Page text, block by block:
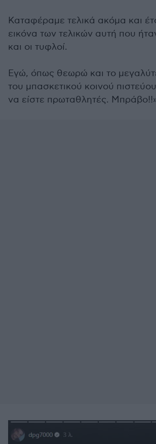
Καταφέραμε τελικά ακόμα και
εικόνα των τελικών αυτή που
και οι τυφλοί.
Εγώ, όπως θεωρώ και το
του μπασκετικού κοινού
να είστε πρωταθλητές.